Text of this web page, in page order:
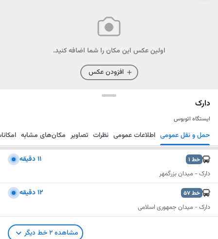
اولین عکس این مکان را شما اضافه کنید.
افزودن عکس
دارک
ایستگاه اتوبوس
مسیریابی ذخیره ارسال حمل و نقل عمومی اطلاعات عمومی نظرات تصاویر مکان‌های مشابه
خط 1 ۱۱ دقیقه
دارک - میدان بزرگمهر
خط57 ۱۲ دقیقه
دارک - میدان جمهوری اسلامی
مشاهده2خط دیگر